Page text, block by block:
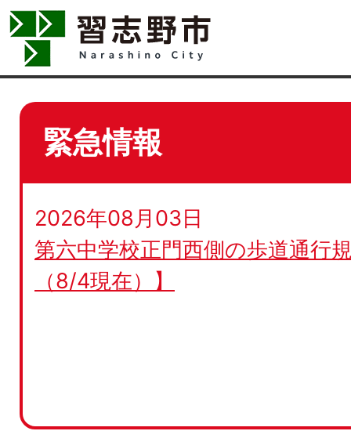
緊急情報
2026年08月03日
第六中学校正門西側の歩道通行
（8/4現在）】